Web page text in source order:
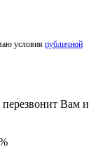
условия публичной
Вам и